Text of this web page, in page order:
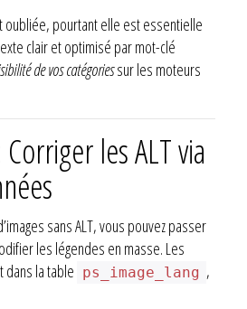
oubliée, pourtant elle est essentielle
clair et optimisé par mot-clé
de vos catégoriessur les moteurs
les ALT via
sans ALT, vous pouvez passer
les légendes en masse. Les
dans la table ps_image_lang ,